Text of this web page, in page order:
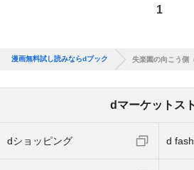
1
漫画無料試し読みならdブック 失楽園の向こう側
dマーケットス
dショッピング d